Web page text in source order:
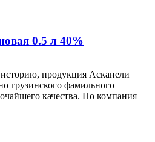
0.5 л 40%
продукция Асканели
грузинского фамильного
качества. Но компания